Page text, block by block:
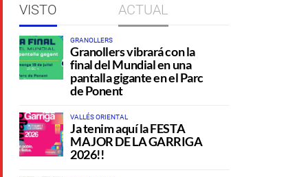
VISTO ACTUAL
GRANOLLERS
Granollers vibrará con la
final del Mundial en una
pantalla gigante en el Parc
de Ponent
VALLÉS ORIENTAL
Ja tenim aquí la FESTA
MAJOR DE LA GARRIGA
2026!!